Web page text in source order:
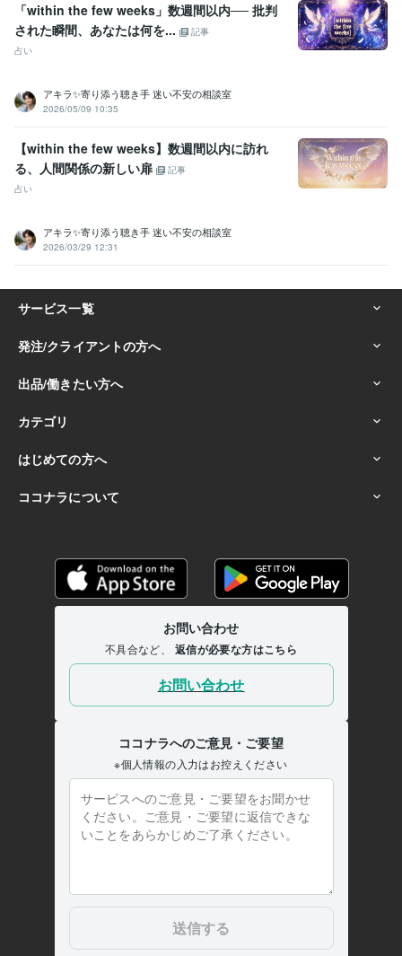
資産運用・副業の相談 投資・投機FXトレード
個人トレーダー 資産運用
「within the few weeks」数週間以内── 批判
された瞬間、あなたは何を...
記事
占い
アキラ✨寄り添う聴き手 迷い不安の相談室
2026/05/09 10:35
【within the few weeks】数週間以内に訪れ
る、人間関係の新しい扉
記事
占い
アキラ✨寄り添う聴き手 迷い不安の相談室
2026/03/29 12:31